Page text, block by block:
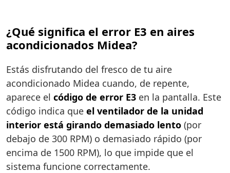
¿Qué significa el error E3 en aires
acondicionados Midea?
Estás disfrutando del fresco de tu aire
acondicionado Midea cuando, de repente,
aparece el código de error E3 en la pantalla. Este
código indica que el ventilador de la unidad
interior está girando demasiado lento (por
debajo de 300 RPM) o demasiado rápido (por
encima de 1500 RPM), lo que impide que el
sistema funcione correctamente.